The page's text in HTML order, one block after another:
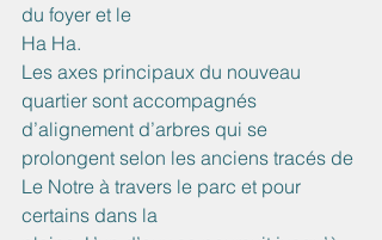
du foyer et le
Ha Ha.
Les axes principaux du nouveau
quartier sont accompagnés
d’alignement d’arbres qui se
prolongent selon les anciens tracés de
Le Notre à travers le parc et pour
certains dans la